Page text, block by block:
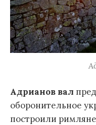
Адрианов вал
оборонительное
построили